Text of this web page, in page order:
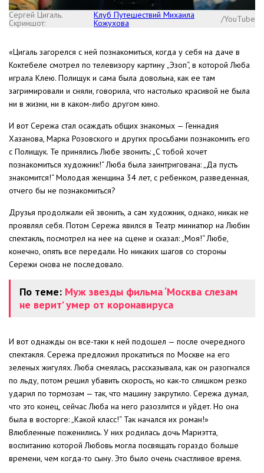
Сергей Цигаль.
Скриншот:
Клуб Путешествий Михаила
Кожухова /YouTube
«Цигаль загорелся с ней познакомиться, когда у себя на даче в
Коктебеле смотрел по телевизору картину „Эзоп“, в которой Люба
играла Клею. Полищук и сама была довольна, как ее там
загримировали и сняли, говорила, что настолько красивой не была
ни в жизни, ни в каком-либо другом кино.
И вот Сережа стал осаждать общих знакомых — Геннадия
Хазанова, Марка Розовского и других просьбами познакомить его
с Полищук. Те принялись Любе звонить: „С тобой хочет
познакомиться художник!“ Люба была заинтригована: „Да пусть
знакомится!“ Молодая женщина 34 лет, с ребенком, разведенная,
отчего бы не познакомиться?
Друзья продолжали ей звонить, а сам художник, однако, никак не
проявлял себя. Потом Сережа явился в Театр миниатюр на Любин
спектакль, посмотрел на нее на сцене и сказал: „Моя!“ Любе,
конечно, опять все передали. Но никаких шагов со стороны
Сережи снова не последовало.
По теме: Муж звезды фильма ‘Москва слезам
не верит’ умер от коронавируса
И вот однажды он все-таки к ней подошел — после очередного
спектакля. Сережа предложил прокатиться по Москве на его
зеленых жигулях. Люба смеялась, рассказывала, как он разогнался
по льду, потом решил убавить скорость, но как-то слишком резко
ударил по тормозам — так, что машину закрутило. Сережа думал,
что это конец, сейчас Люба на него разозлится и уйдет. Но она
была в восторге: „Какой класс!“ Так начался их роман!»
Влюбленные поженились. У них родилась дочь Мариэтта,
воспитанию которой Любовь могла посвящать гораздо больше
времени, чем когда-то сыну. Это было очень счастливое время.